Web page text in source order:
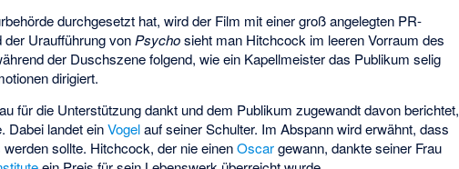
durchgesetzt hat, wird der Film mit einer groß angelegten PR-
Uraufführung von Psychosieht man Hitchcock im leeren Vorraum des
der Duschszene folgend, wie ein Kapellmeister das Publikum selig
dirigiert.
für die Unterstützung dankt und dem Publikum zugewandt davon berichtet,
Dabei landet einVogelauf seiner Schulter. Im Abspann wird erwähnt, dass
sollte. Hitchcock, der nie einenOscargewann, dankte seiner Frau